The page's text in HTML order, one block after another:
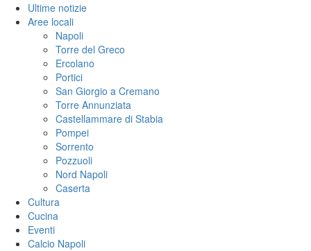
Ultime notizie
Aree locali
Napoli
Torre del Greco
Ercolano
Portici
San Giorgio a Cremano
Torre Annunziata
Castellammare di Stabia
Pompei
Sorrento
Pozzuoli
Nord Napoli
Caserta
Cultura
Cucina
Eventi
Calcio Napoli